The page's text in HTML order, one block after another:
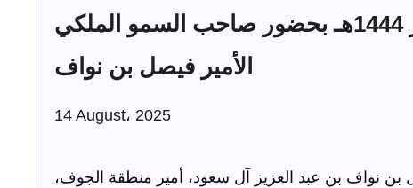
حفل أهالي الجوف بعيد الفطر 1444هـ بحضور صاحب السمو الملكي
الأمير فيصل بن نواف
14 August، 2025
نواف بن عبد العزيز آل سعود، أمير منطقة الجوف،